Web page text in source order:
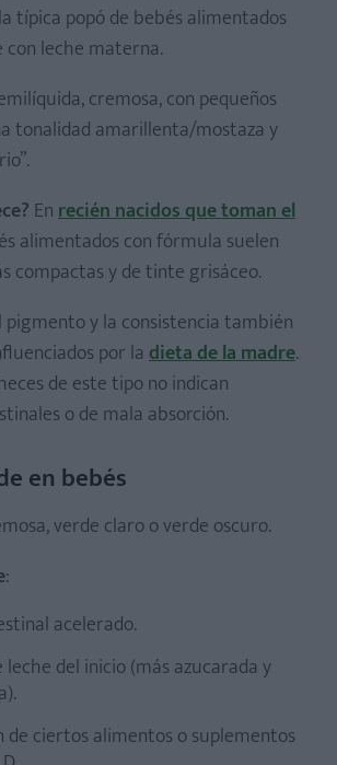
típica popó de bebés alimentados
leche materna.
cremosa, con pequeños
tonalidad amarillenta/mostaza y
Enrecién nacidos que toman el
alimentados con fórmula suelen
compactas y de tinte grisáceo.
pigmento y la consistencia también
por la dieta de la madre.
de este tipo no indican
o de mala absorción.
en bebés
verde claro o verde oscuro.
:
acelerado.
leche del inicio (más azucarada y
de ciertos alimentos o suplementos